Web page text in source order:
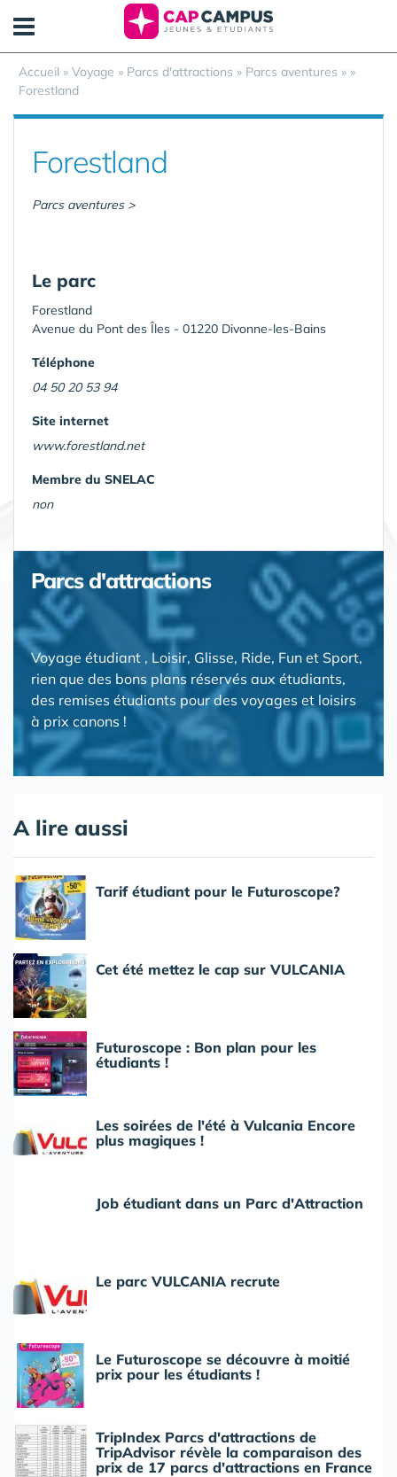
Accueil » Voyage » Parcs d'attractions » Parcs aventures » »
Forestland
Forestland
Parcs aventures >
Le parc
Forestland
Avenue du Pont des Îles - 01220 Divonne-les-Bains
Téléphone
04 50 20 53 94
Site internet
www.forestland.net
Membre du SNELAC
non
Parcs d'attractions
Voyage étudiant , Loisir, Glisse, Ride, Fun et Sport,
rien que des bons plans réservés aux étudiants,
des remises étudiants pour des voyages et loisirs
à prix canons !
A lire aussi
Tarif étudiant pour le Futuroscope?
Cet été mettez le cap sur VULCANIA
Futuroscope : Bon plan pour les
étudiants !
Les soirées de l'été à Vulcania Encore
plus magiques !
Job étudiant dans un Parc d'Attraction
Le parc VULCANIA recrute
Le Futuroscope se découvre à moitié
prix pour les étudiants !
TripIndex Parcs d'attractions de
TripAdvisor révèle la comparaison des
prix de 17 parcs d'attractions en France
Panneau de gestion des cookies